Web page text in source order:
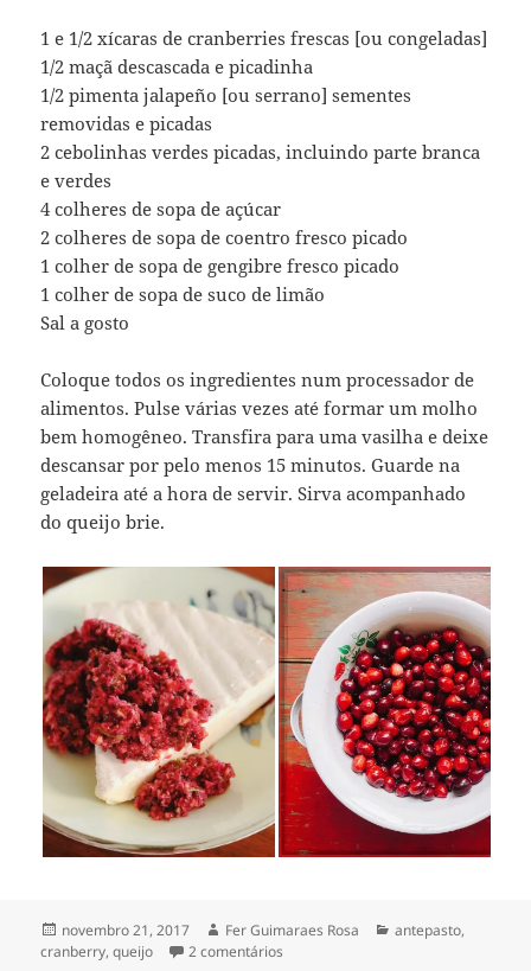
1 e 1/2 xícaras de cranberries frescas [ou congeladas]
1/2 maçã descascada e picadinha
1/2 pimenta jalapeño [ou serrano] sementes
removidas e picadas
2 cebolinhas verdes picadas, incluindo parte branca
e verdes
4 colheres de sopa de açúcar
2 colheres de sopa de coentro fresco picado
1 colher de sopa de gengibre fresco picado
1 colher de sopa de suco de limão
Sal a gosto
Coloque todos os ingredientes num processador de
alimentos. Pulse várias vezes até formar um molho
bem homogêneo. Transfira para uma vasilha e deixe
descansar por pelo menos 15 minutos. Guarde na
geladeira até a hora de servir. Sirva acompanhado
do queijo brie.
Publicado
em
novembro 21, 2017 Autor
Fer Guimaraes Rosa Categorias
antepasto,
cranberry,queijo 2 comentários